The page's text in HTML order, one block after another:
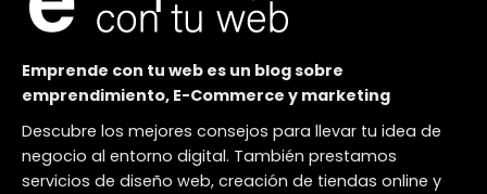
Emprende con tu web es un blog sobre
emprendimiento, E-Commerce y marketing
Descubre los mejores consejos para llevar tu idea de
negocio al entorno digital. También prestamos
servicios de diseño web, creación de tiendas online y